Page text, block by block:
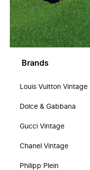
Brands
Louis Vuitton Vintage
Dolce & Gabbana
Gucci Vintage
Chanel Vintage
Philipp Plein